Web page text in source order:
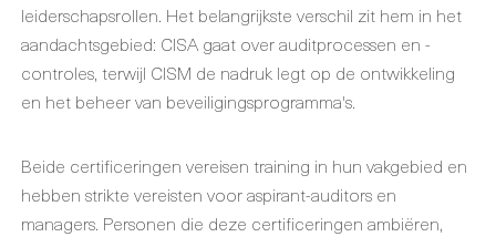
leiderschapsrollen. Het belangrijkste verschil zit hem in het
aandachtsgebied: CISA gaat over auditprocessen en -
controles, terwijl CISM de nadruk legt op de ontwikkeling
en het beheer van beveiligingsprogramma's.
Beide certificeringen vereisen training in hun vakgebied en
hebben strikte vereisten voor aspirant-auditors en
managers. Personen die deze certificeringen ambiëren,